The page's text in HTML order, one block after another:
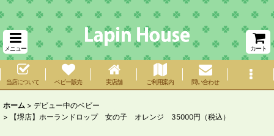
メニュー カート
当店について ベビー販売 実店舗 ご利用案内 問い合わせ
ホーム > デビュー中のベビー
>
【堺店】ホーランドロップ 女の子 オレンジ 35000円（税込）